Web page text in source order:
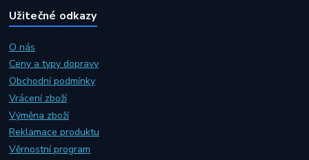
Užitečné odkazy
O nás
Ceny a typy dopravy
Obchodní podmínky
Vrácení zboží
Výměna zboží
Reklamace produktu
Věrnostní program